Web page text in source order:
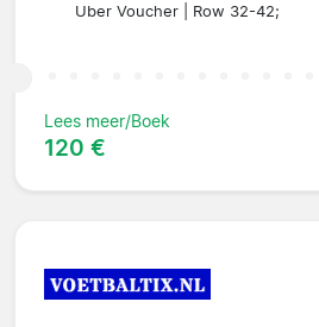
Uber Voucher | Row 32-42;
Lees meer/Boek
120 €